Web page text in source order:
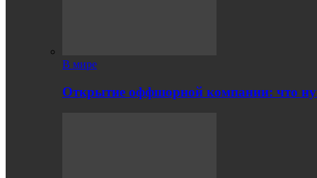
В мире
Открытие оффшорной компании: что